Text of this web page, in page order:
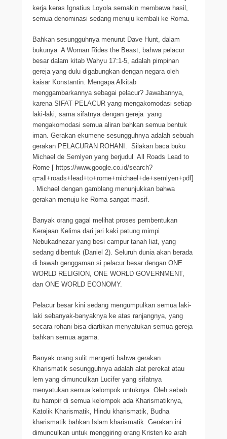
kerja keras Ignatius Loyola semakin membawa hasil,
semua denominasi sedang menuju kembali ke Roma.
Bahkan sesungguhnya menurut Dave Hunt, dalam
bukunya A Woman Rides the Beast, bahwa pelacur
besar dalam kitab Wahyu 17:1-5, adalah pimpinan
gereja yang dulu digabungkan dengan negara oleh
kaisar Konstantin. Mengapa Alkitab
menggambarkannya sebagai pelacur? Jawabannya,
karena SIFAT PELACUR yang mengakomodasi setiap
laki-laki, sama sifatnya dengan gereja yang
mengakomodasi semua aliran bahkan semua bentuk
iman. Gerakan ekumene sesungguhnya adalah sebuah
gerakan PELACURAN ROHANI. Silakan baca buku
Michael de Semlyen yang berjudul All Roads Lead to
Rome [ https://www.google.co.id/search?
q=all+roads+lead+to+rome+michael+de+semlyen+pdf]
. Michael dengan gamblang menunjukkan bahwa
gerakan menuju ke Roma sangat masif.
Banyak orang gagal melihat proses pembentukan
Kerajaan Kelima dari jari kaki patung mimpi
Nebukadnezar yang besi campur tanah liat, yang
sedang dibentuk (Daniel 2). Seluruh dunia akan berada
di bawah genggaman si pelacur besar dengan ONE
WORLD RELIGION, ONE WORLD GOVERNMENT,
dan ONE WORLD ECONOMY.
Pelacur besar kini sedang mengumpulkan semua laki-
laki sebanyak-banyaknya ke atas ranjangnya, yang
secara rohani bisa diartikan menyatukan semua gereja
bahkan semua agama.
Banyak orang sulit mengerti bahwa gerakan
Kharismatik sesungguhnya adalah alat perekat atau
lem yang dimunculkan Lucifer yang sifatnya
menyatukan semua kelompok untuknya. Oleh sebab
itu hampir di semua kelompok ada Kharismatiknya,
Katolik Kharismatik, Hindu kharismatik, Budha
kharismatik bahkan Islam kharismatik. Gerakan ini
dimunculkan untuk menggiring orang Kristen ke arah